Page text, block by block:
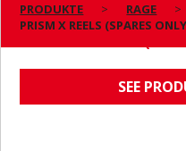
PRODUKTE RAGE
PRISM X REELS (SPARES
SEE